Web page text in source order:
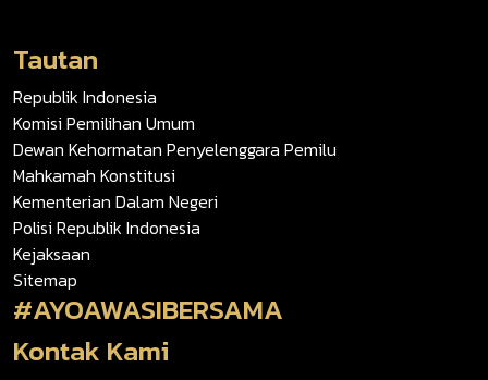
Tautan
Republik Indonesia
Komisi Pemilihan Umum
Dewan Kehormatan Penyelenggara Pemilu
Mahkamah Konstitusi
Kementerian Dalam Negeri
Polisi Republik Indonesia
Kejaksaan
Sitemap
#AYOAWASIBERSAMA
Kontak Kami